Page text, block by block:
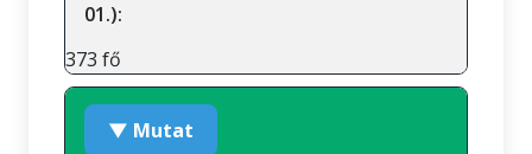
01.):
373 fő
▼ Mutat